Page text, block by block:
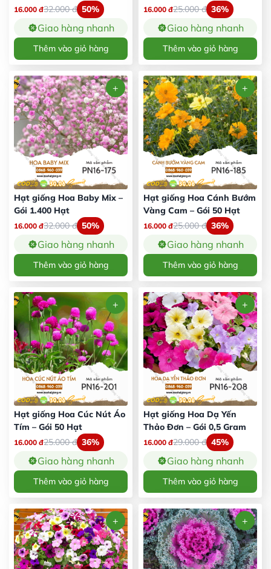
Hạt
16.000 đ32.000đ 50%
Giao hàng nhanh
Thêm vào giỏ hàng
15 Hạt
16.000 đ25.000đ 36%
Giao hàng nhanh
Thêm vào giỏ hàng
Hạt giống Hoa Baby Mix –
Gói 1.400 Hạt
16.000 đ32.000đ 50%
Giao hàng nhanh
Thêm vào giỏ hàng
Hạt giống Hoa Cánh Bướm
Vàng Cam – Gói 50 Hạt
16.000 đ25.000đ 36%
Giao hàng nhanh
Thêm vào giỏ hàng
Hạt giống Hoa Cúc Nút Áo
Tím – Gói 50 Hạt
16.000 đ25.000đ 36%
Giao hàng nhanh
Thêm vào giỏ hàng
Hạt giống Hoa Dạ Yến
Thảo Đơn – Gói 0,5 Gram
16.000 đ29.000đ 45%
Giao hàng nhanh
Thêm vào giỏ hàng